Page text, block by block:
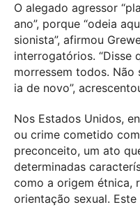
O alegado agressor
ano”, porque “odeia
sionista”, afirmou
interrogatórios. “Disse
morressem todos.
ia de novo”,
Nos Estados Unidos,
ou crime cometido
preconceito, um ato
determinadas
como a origem étnica,
orientação sexual.